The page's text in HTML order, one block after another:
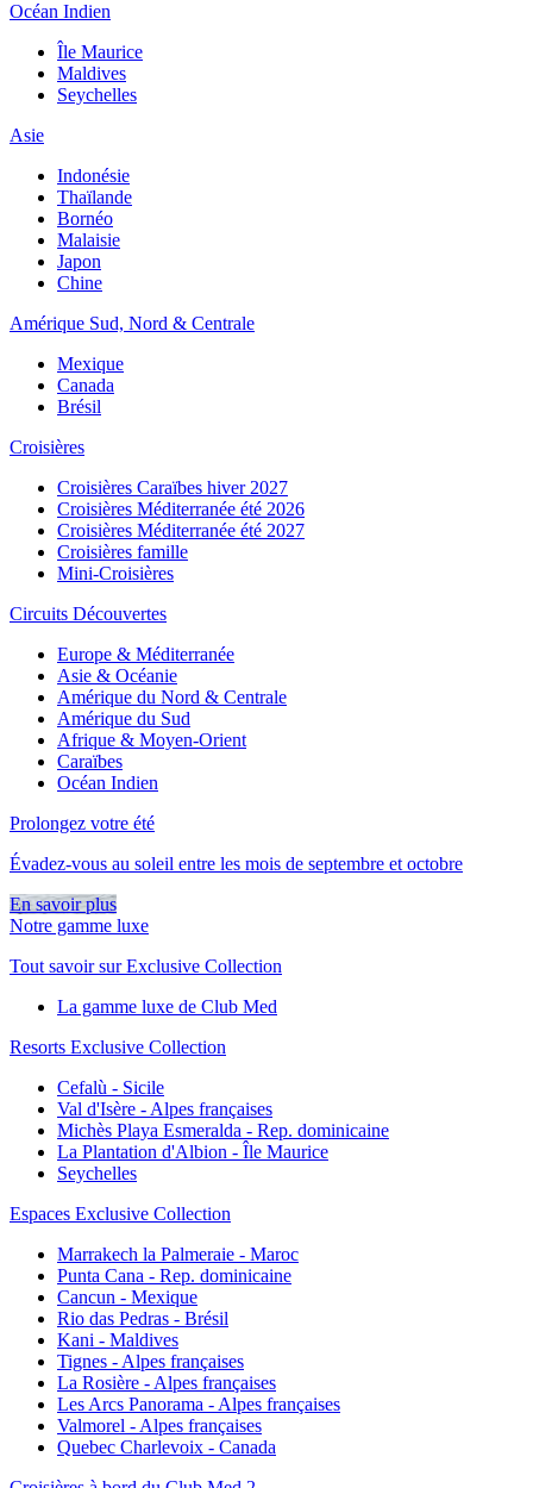
Océan Indien
Île Maurice
Maldives
Seychelles
Asie
Indonésie
Thaïlande
Bornéo
Malaisie
Japon
Chine
Amérique Sud, Nord & Centrale
Mexique
Canada
Brésil
Croisières
Croisières Caraïbes hiver 2027
Croisières Méditerranée été 2026
Croisières Méditerranée été 2027
Croisières famille
Mini-Croisières
Circuits Découvertes
Europe & Méditerranée
Asie & Océanie
Amérique du Nord & Centrale
Amérique du Sud
Afrique & Moyen-Orient
Caraïbes
Océan Indien
Prolongez votre été
Évadez-vous au soleil entre les mois de septembre et octobre
En savoir plus
Notre gamme luxe
Tout savoir sur Exclusive Collection
La gamme luxe de Club Med
Resorts Exclusive Collection
Cefalù - Sicile
Val d'Isère - Alpes françaises
Michès Playa Esmeralda - Rep. dominicaine
La Plantation d'Albion - Île Maurice
Seychelles
Espaces Exclusive Collection
Marrakech la Palmeraie - Maroc
Punta Cana - Rep. dominicaine
Cancun - Mexique
Rio das Pedras - Brésil
Kani - Maldives
Tignes - Alpes françaises
La Rosière - Alpes françaises
Les Arcs Panorama - Alpes françaises
Valmorel - Alpes françaises
Quebec Charlevoix - Canada